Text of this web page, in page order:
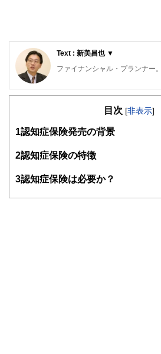
Text : 新美昌也 ▼
ファイナンシャル・プランナー。
ライフプラン・キャッシュフロ
が多い。教育資金、住宅購入、
ている。教育資金をテーマにし
また、保険や介護のお金に詳し
る。共著に「これで安心！入院
社）がある。
目次 [非表示]
1認知症保険発売の背景
2認知症保険の特徴
3認知症保険は必要か？